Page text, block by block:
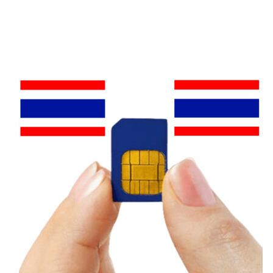
Vùng Phủ Sóng Các Nhà
Mạng Di Động Guatemala
Tigo Guatemala, Claro Guatemala
Hai nhà mạng sở hữu vùng phủ sóng rộng
nhất Guatemala, đảm bảo kết nối ổn định
thành phố lớn, điểm du lịch nổi tiếng, vùng
nông thôn, khu vực núi cao. Lựa chọn tốt
nhất cho khách du lịch, người thường xuyên
di chuyển nhiều nơi.
Movistar Guatemala, Red